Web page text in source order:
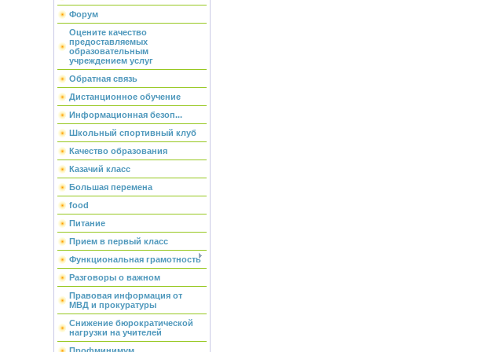
Форум
Оцените качество
предоставляемых
образовательным
учреждением услуг
Обратная связь
Дистанционное обучение
Информационная безоп...
Школьный спортивный клуб
Качество образования
Казачий класс
Большая перемена
food
Питание
Прием в первый класс
Функциональная грамотность
Разговоры о важном
Правовая информация от
МВД и прокуратуры
Снижение бюрократической
нагрузки на учителей